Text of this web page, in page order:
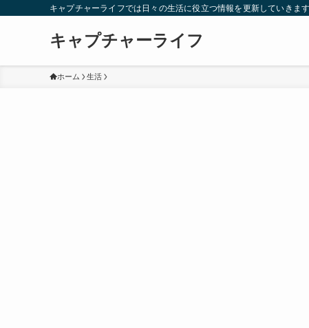
キャプチャーライフでは日々の生活に役立つ情報を更新していき
キャプチャーライフ
ホーム 生活